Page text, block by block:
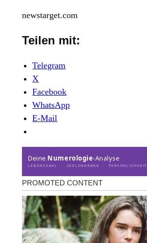
newstarget.com
Teilen mit:
Telegram
X
Facebook
WhatsApp
E-Mail
Deine Numerologie-Analyse
LEBENSZAHL · SEELENDRANG · PERSÖNLICHKEIT